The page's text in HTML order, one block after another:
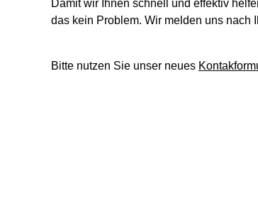
Damit wir Ihnen schnell und effektiv
das kein Problem. Wir melden uns nach
Bitte nutzen Sie unser neues